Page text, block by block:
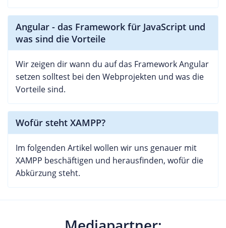
Angular - das Framework für JavaScript und
was sind die Vorteile
Wir zeigen dir wann du auf das Framework Angular
setzen solltest bei den Webprojekten und was die
Vorteile sind.
Wofür steht XAMPP?
Im folgenden Artikel wollen wir uns genauer mit
XAMPP beschäftigen und herausfinden, wofür die
Abkürzung steht.